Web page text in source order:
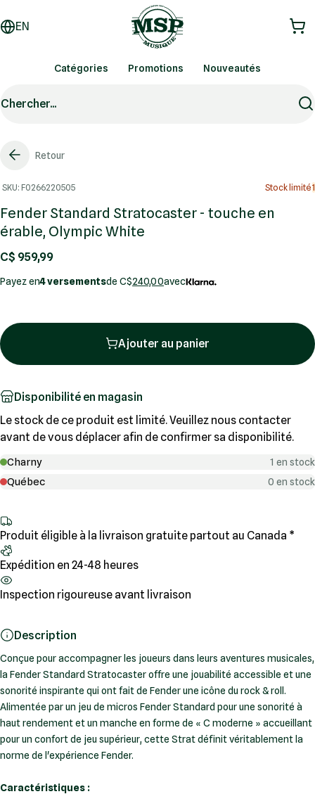
EN
Catégories Promotions Nouveautés
Chercher...
Retour
SKU: F0266220505 Stock limité1
Fender Standard Stratocaster - touche en
érable, Olympic White
C$ 959,99
Payez en4 versementsde C$240,00avec
Ajouter au panier
Disponibilité en magasin
Le stock de ce produit est limité. Veuillez nous contacter
avant de vous déplacer afin de confirmer sa disponibilité.
Charny 1 en stock
Québec 0 en stock
Produit éligible à la livraison gratuite partout au Canada *
Expédition en 24-48 heures
Inspection rigoureuse avant livraison
Description
Conçue pour accompagner les joueurs dans leurs aventures musicales,
la Fender Standard Stratocaster offre une jouabilité accessible et une
sonorité inspirante qui ont fait de Fender une icône du rock & roll.
Alimentée par un jeu de micros Fender Standard pour une sonorité à
haut rendement et un manche en forme de « C moderne » accueillant
pour un confort de jeu supérieur, cette Strat définit véritablement la
norme de l'expérience Fender.
Caractéristiques :